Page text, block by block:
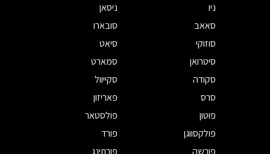
ניו
ניסאן
סאאב
סובארו
סוזוקי
סיאט
סיטרואן
סמארט
סקודה
סקייוול
סרס
פאריזון
פוטון
פולסטאר
פולקסווגן
פורד
פורשה
פורתינג